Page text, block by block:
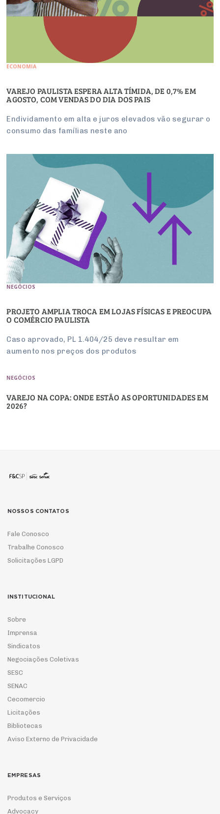
ECONOMIA
VAREJO PAULISTA ESPERA ALTA TÍMIDA, DE 0,7% EM
AGOSTO, COM VENDAS DO DIA DOS PAIS
Endividamento em alta e juros elevados vão segurar o
consumo das famílias neste ano
NEGÓCIOS
PROJETO AMPLIA TROCA EM LOJAS FÍSICAS E PREOCUPA
O COMÉRCIO PAULISTA
Caso aprovado, PL 1.404/25 deve resultar em
aumento nos preços dos produtos
NEGÓCIOS
VAREJO NA COPA: ONDE ESTÃO AS OPORTUNIDADES EM
2026?
NOSSOS CONTATOS
Fale Conosco
Trabalhe Conosco
Solicitações LGPD
INSTITUCIONAL
Sobre
Imprensa
Sindicatos
Negociações Coletivas
SESC
SENAC
Cecomercio
Licitações
Bibliotecas
Aviso Externo de Privacidade
EMPRESAS
Produtos e Serviços
Advocacy